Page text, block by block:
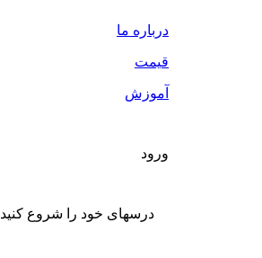
درباره ما
قیمت
آموزش
ورود
درسهای خود را شروع کنید